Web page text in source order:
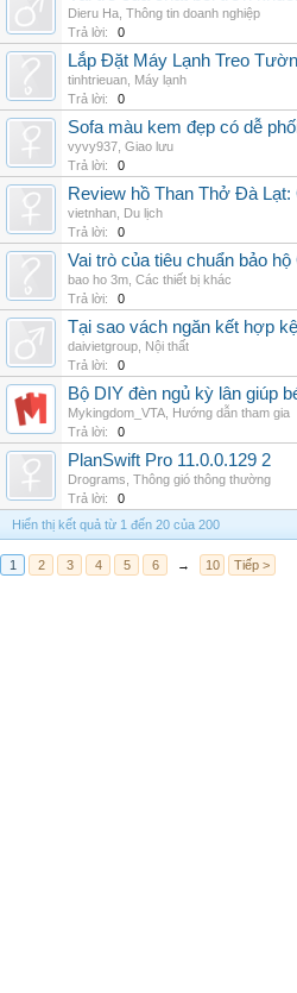
Dieru Ha Thông tin doanh nghiệp
Trả lời:
0
Lắp Đặt Máy Lạnh Treo
tinhtrieuan Máy lạnh
Trả lời:
0
Sofa màu kem đẹp có dễ
vyvy937 Giao lưu
Trả lời:
0
Review hồ Than Thở Đà
vietnhan Du lịch
Trả lời:
0
Vai trò của tiêu chuẩn bảo
bao ho 3m Các thiết bị khác
Trả lời:
0
Tại sao vách ngăn kết hợp
daivietgroup Nội thất
Trả lời:
0
Bộ DIY đèn ngủ kỳ lân giúp
Mykingdom_VTA Hướng dẫn tham gia
Trả lời:
0
PlanSwift Pro 11.0.0.129 2
Drograms Thông gió thông thường
Trả lời:
0
Hiển thị kết quả từ 1 đến 20 của 200
1 2 3 4 5 6 → 10 Tiếp >